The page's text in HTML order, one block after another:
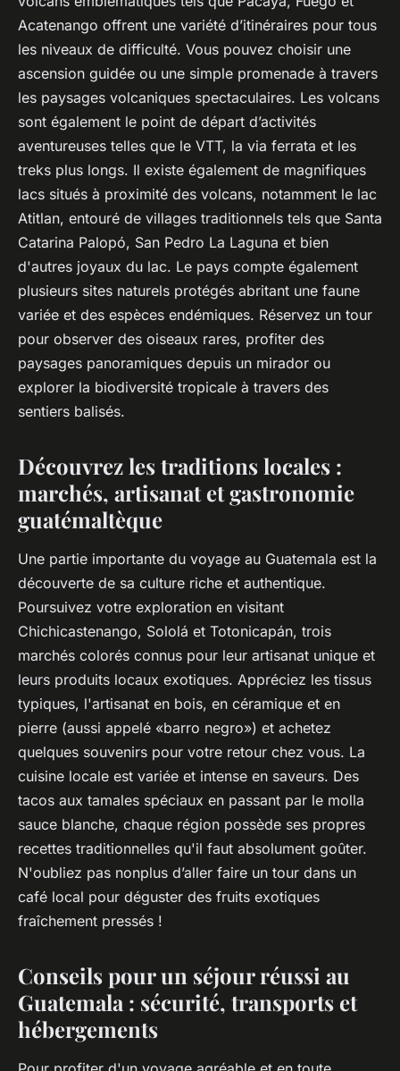
Acatenango offrent une variété d’itinéraires pour tous
les niveaux de difficulté. Vous pouvez choisir une
ascension guidée ou une simple promenade à travers
les paysages volcaniques spectaculaires. Les volcans
sont également le point de départ d’activités
aventureuses telles que le VTT, la via ferrata et les
treks plus longs. Il existe également de magnifiques
lacs situés à proximité des volcans, notamment le lac
Atitlan, entouré de villages traditionnels tels que Santa
Catarina Palopó, San Pedro La Laguna et bien
d'autres joyaux du lac. Le pays compte également
plusieurs sites naturels protégés abritant une faune
variée et des espèces endémiques. Réservez un tour
pour observer des oiseaux rares, profiter des
paysages panoramiques depuis un mirador ou
explorer la biodiversité tropicale à travers des
sentiers balisés.
Découvrez les traditions locales :
marchés, artisanat et gastronomie
guatémaltèque
Une partie importante du voyage au Guatemala est la
découverte de sa culture riche et authentique.
Poursuivez votre exploration en visitant
Chichicastenango, Sololá et Totonicapán, trois
marchés colorés connus pour leur artisanat unique et
leurs produits locaux exotiques. Appréciez les tissus
typiques, l'artisanat en bois, en céramique et en
pierre (aussi appelé «barro negro») et achetez
quelques souvenirs pour votre retour chez vous. La
cuisine locale est variée et intense en saveurs. Des
tacos aux tamales spéciaux en passant par le molla
sauce blanche, chaque région possède ses propres
recettes traditionnelles qu'il faut absolument goûter.
N'oubliez pas nonplus d’aller faire un tour dans un
café local pour déguster des fruits exotiques
fraîchement pressés !
Conseils pour un séjour réussi au
Guatemala : sécurité, transports et
hébergements